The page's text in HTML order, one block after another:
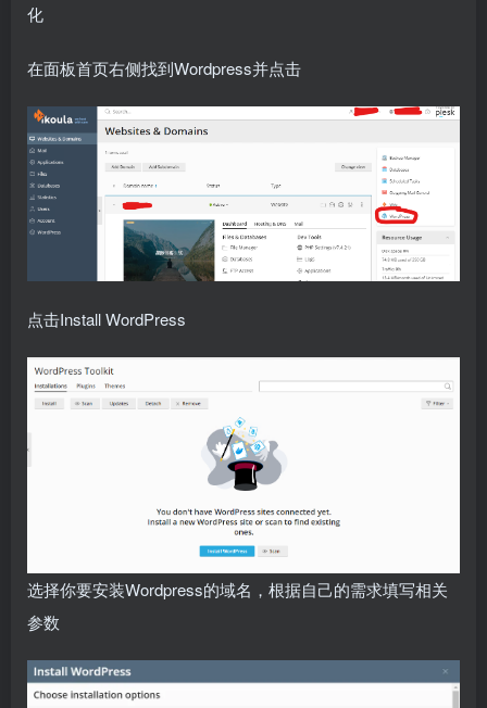
化
在面板首页右侧找到Wordpress并点击
点击Install WordPress
选择你要安装Wordpress的域名，根据自己的需求填写相关
参数